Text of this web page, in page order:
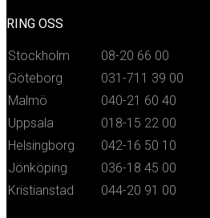
RING OSS
Stockholm
08-20 66 00
Göteborg
031-711 39 00
Malmö
040-21 60 40
Uppsala
018-15 22 00
Helsingborg
042-16 50 10
Jönköping
036-18 45 00
Kristianstad
044-20 91 00